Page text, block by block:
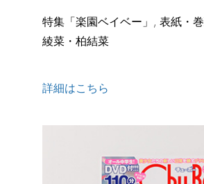
特集「楽園ベイベー」, 表紙・
綾菜・柏結菜
詳細はこちら